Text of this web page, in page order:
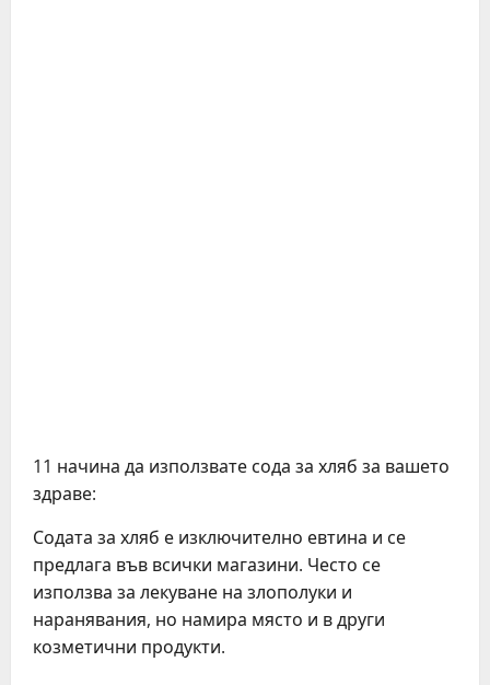
11 начина да използвате сода за хляб за вашето
здраве:
Содата за хляб е изключително евтина и се
предлага във всички магазини. Често се
използва за лекуване на злополуки и
наранявания, но намира място и в други
козметични продукти.